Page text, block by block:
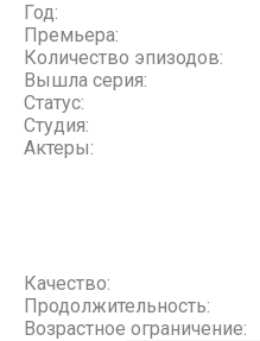
Год:
Премьера:
Количество эпизодов:
Вышла серия:
Статус:
Студия:
Актеры:
Качество:
Продолжительность:
Возрастное ограничение: